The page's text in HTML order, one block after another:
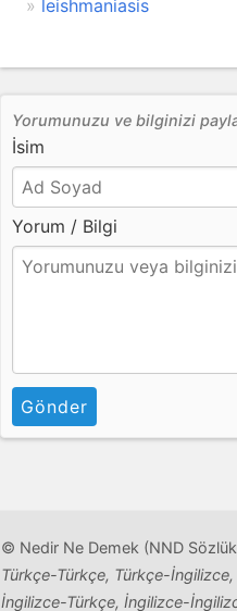
leishmaniasis
Yorumunuzu ve bilginizi
İsim
Yorum / Bilgi
Gönder
© Nedir Ne Demek (NND
Türkçe-Türkçe, Türkçe-İngilizce,
İngilizce-Türkçe, İngilizce-